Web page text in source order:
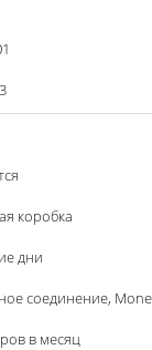
коробка
дни
соединение,
в месяц